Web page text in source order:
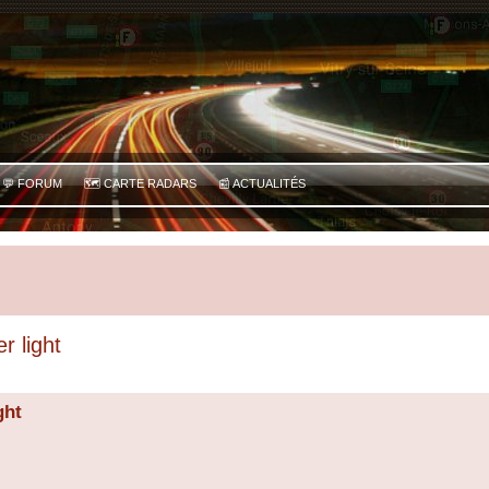
💬 FORUM 🗺️ CARTE RADARS 📰 ACTUALITÉS
light